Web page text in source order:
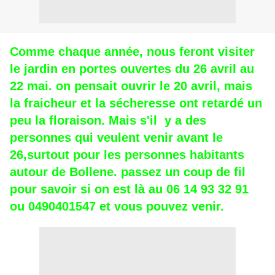
Comme chaque année, nous feront visiter
le jardin en portes ouvertes du 26 avril au
22 mai. on pensait ouvrir le 20 avril, mais
la fraicheur et la sécheresse ont retardé un
peu la floraison. Mais s'il y a des
personnes qui veulent venir avant le
26,surtout pour les personnes habitants
autour de Bollene. passez un coup de fil
pour savoir si on est là au 06 14 93 32 91
ou 0490401547 et vous pouvez venir.